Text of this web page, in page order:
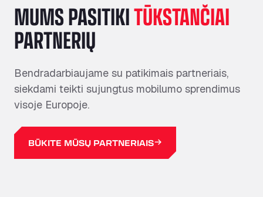
MUMS PASITIKITŪKSTANČIAI
PARTNERIŲ
Bendradarbiaujame su patikimais partneriais,
siekdami teikti sujungtus mobilumo sprendimus
visoje Europoje.
BŪKITE MŪSŲ PARTNERIAIS